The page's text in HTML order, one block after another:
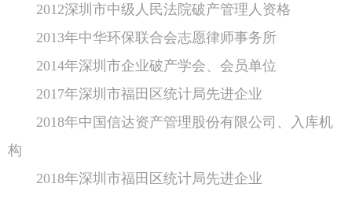
2012深圳市中级人民法院破产管理人资格
2013年中华环保联合会志愿律师事务所
2014年深圳市企业破产学会、会员单位
2017年深圳市福田区统计局先进企业
2018年中国信达资产管理股份有限公司、入库机
构
2018年深圳市福田区统计局先进企业